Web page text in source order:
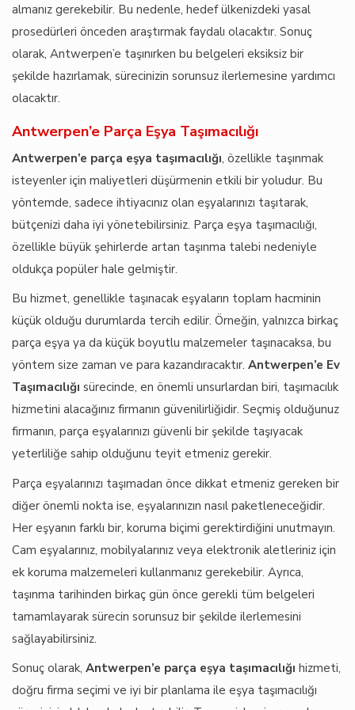
almanız gerekebilir. Bu nedenle, hedef ülkenizdeki yasal
prosedürleri önceden araştırmak faydalı olacaktır. Sonuç
olarak, Antwerpen’e taşınırken bu belgeleri eksiksiz bir
şekilde hazırlamak, sürecinizin sorunsuz ilerlemesine yardımcı
olacaktır.
Antwerpen’e Parça Eşya Taşımacılığı
Antwerpen’e parça eşya taşımacılığı, özellikle taşınmak
isteyenler için maliyetleri düşürmenin etkili bir yoludur. Bu
yöntemde, sadece ihtiyacınız olan eşyalarınızı taşıtarak,
bütçenizi daha iyi yönetebilirsiniz. Parça eşya taşımacılığı,
özellikle büyük şehirlerde artan taşınma talebi nedeniyle
oldukça popüler hale gelmiştir.
Bu hizmet, genellikle taşınacak eşyaların toplam hacminin
küçük olduğu durumlarda tercih edilir. Örneğin, yalnızca birkaç
parça eşya ya da küçük boyutlu malzemeler taşınacaksa, bu
yöntem size zaman ve para kazandıracaktır. Antwerpen’e Ev
Taşımacılığı sürecinde, en önemli unsurlardan biri, taşımacılık
hizmetini alacağınız firmanın güvenilirliğidir. Seçmiş olduğunuz
firmanın, parça eşyalarınızı güvenli bir şekilde taşıyacak
yeterliliğe sahip olduğunu teyit etmeniz gerekir.
Parça eşyalarınızı taşımadan önce dikkat etmeniz gereken bir
diğer önemli nokta ise, eşyalarınızın nasıl paketleneceğidir.
Her eşyanın farklı bir, koruma biçimi gerektirdiğini unutmayın.
Cam eşyalarınız, mobilyalarınız veya elektronik aletleriniz için
ek koruma malzemeleri kullanmanız gerekebilir. Ayrıca,
taşınma tarihinden birkaç gün önce gerekli tüm belgeleri
tamamlayarak sürecin sorunsuz bir şekilde ilerlemesini
sağlayabilirsiniz.
Sonuç olarak, Antwerpen’e parça eşya taşımacılığı hizmeti,
doğru firma seçimi ve iyi bir planlama ile eşya taşımacılığı